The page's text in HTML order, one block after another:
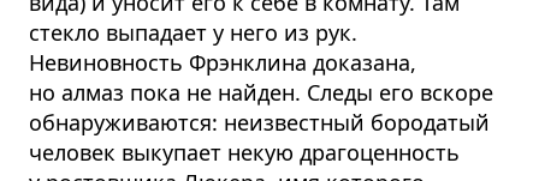
стекло выпадает у него из рук.
Невиновность Фрэнклина доказана,
но алмаз пока не найден. Следы его вскоре
обнаруживаются: неизвестный бородатый
человек выкупает некую драгоценность